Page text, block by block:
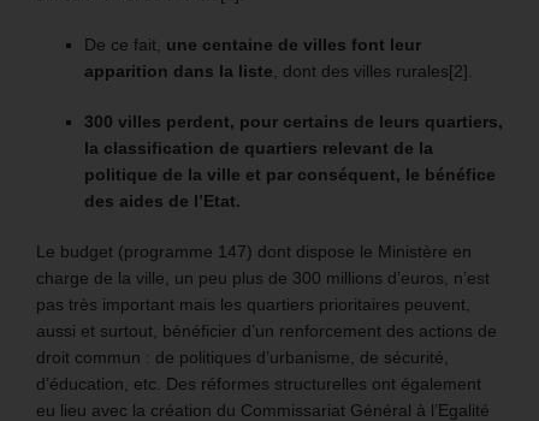
De ce fait, une centaine de villes font leur
apparition dans la liste , dont des villes rurales[2].
300 villes perdent, pour certains de leurs quartiers,
la classification de quartiers relevant de la
politique de la ville et par conséquent, le bénéfice
des aides de l’Etat.
Le budget (programme 147) dont dispose le Ministère en
charge de la ville, un peu plus de 300 millions d’euros, n’est
pas très important mais les quartiers prioritaires peuvent,
aussi et surtout, bénéficier d’un renforcement des actions de
droit commun : de politiques d’urbanisme, de sécurité,
d’éducation, etc. Des réformes structurelles ont également
eu lieu avec la création du Commissariat Général à l’Egalité